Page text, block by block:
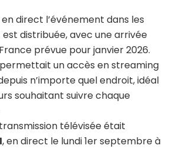
direct l’événement dans les
est distribuée, avec une arrivée
prévue pour janvier 2026.
permettait un accès en streaming
n’importe quel endroit, idéal
souhaitant suivre chaque
télévisée était
, en direct le lundi 1er septembre à